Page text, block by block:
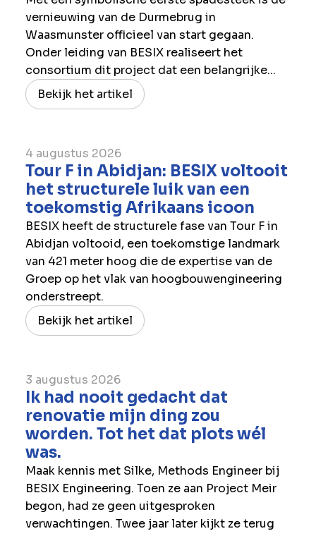
vernieuwing van de Durmebrug in
Waasmunster officieel van start gegaan.
Onder leiding van BESIX realiseert het
consortium dit project dat een belangrijke...
Bekijk het artikel
4 augustus 2026
Tour F in Abidjan: BESIX voltooit
het structurele luik van een
toekomstig Afrikaans icoon
BESIX heeft de structurele fase van Tour F in
Abidjan voltooid, een toekomstige landmark
van 421 meter hoog die de expertise van de
Groep op het vlak van hoogbouwengineering
onderstreept.
Bekijk het artikel
3 augustus 2026
Ik had nooit gedacht dat
renovatie mijn ding zou
worden. Tot het dat plots wél
was.
Maak kennis met Silke, Methods Engineer bij
BESIX Engineering. Toen ze aan Project Meir
begon, had ze geen uitgesproken
verwachtingen. Twee jaar later kijkt ze terug